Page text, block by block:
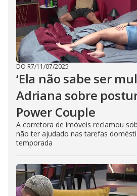
DO R7/11/07/2025
‘Ela não sabe ser
Adriana sobre
Power Couple
A corretora de imóveis reclamou
não ter ajudado nas tarefas
temporada